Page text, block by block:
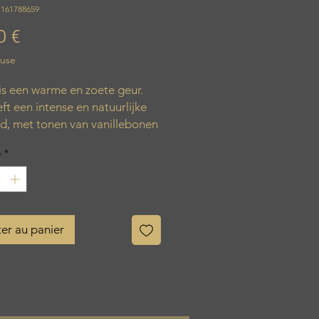
€Prix
een warme en zoete geur.
een intense en natuurlijke
met tonen van vanillebonen
geur.
65 uur
9 cm
190 g
*
au panier